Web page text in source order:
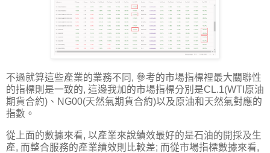
不過就算這些產業的業務不同, 參考的市場指標裡最大關聯性
的指標則是一致的, 這邊我加的市場指標分別是CL.1(WTI原油
期貨合約)、NG00(天然氣期貨合約)以及原油和天然氣對應的
指數。
從上面的數據來看, 以產業來說績效最好的是石油的開採及生
產, 而整合服務的產業績效則比較差; 而從市場指標數據來看,